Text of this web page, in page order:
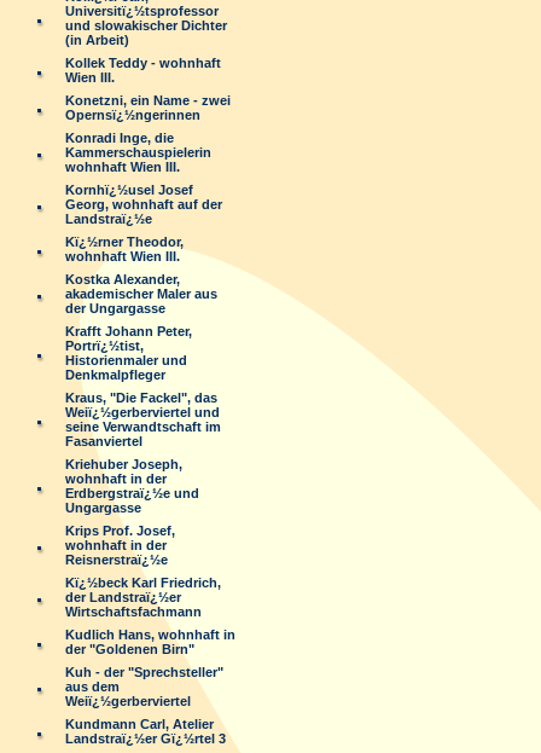
Universitï¿½tsprofessor
und slowakischer Dichter
(in Arbeit)
Kollek Teddy - wohnhaft
Wien III.
Konetzni, ein Name - zwei
Opernsï¿½ngerinnen
Konradi Inge, die
Kammerschauspielerin
wohnhaft Wien III.
Kornhï¿½usel Josef
Georg, wohnhaft auf der
Landstraï¿½e
Kï¿½rner Theodor,
wohnhaft Wien III.
Kostka Alexander,
akademischer Maler aus
der Ungargasse
Krafft Johann Peter,
Portrï¿½tist,
Historienmaler und
Denkmalpfleger
Kraus, "Die Fackel", das
Weiï¿½gerberviertel und
seine Verwandtschaft im
Fasanviertel
Kriehuber Joseph,
wohnhaft in der
Erdbergstraï¿½e und
Ungargasse
Krips Prof. Josef,
wohnhaft in der
Reisnerstraï¿½e
Kï¿½beck Karl Friedrich,
der Landstraï¿½er
Wirtschaftsfachmann
Kudlich Hans, wohnhaft in
der "Goldenen Birn"
Kuh - der "Sprechsteller"
aus dem
Weiï¿½gerberviertel
Kundmann Carl, Atelier
Landstraï¿½er Gï¿½rtel 3